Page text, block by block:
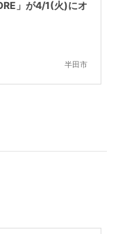
半田市
」が4/1(火)にオ